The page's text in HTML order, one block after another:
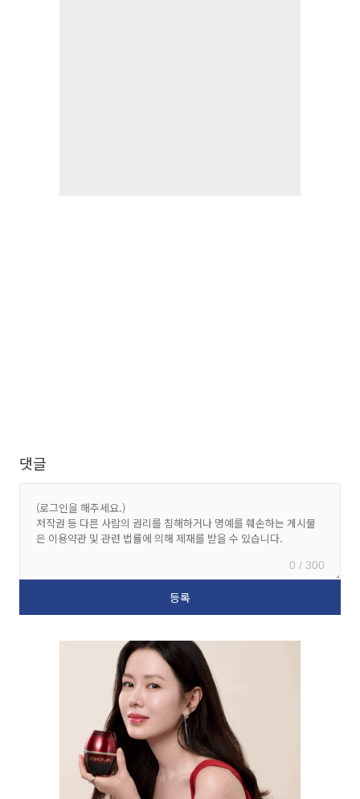
댓글
0 / 300